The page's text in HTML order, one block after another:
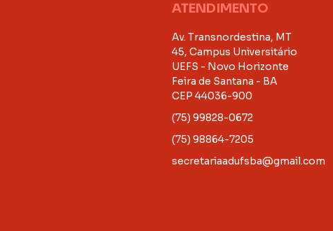
ATENDIMENTO
Av. Transnordestina, MT
45, Campus Universitário
UEFS - Novo Horizonte
Feira de Santana - BA
CEP 44036-900
(75) 99828-0672
(75) 98864-7205
secretariaadufsba@gmail.com